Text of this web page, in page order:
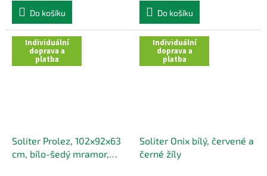
Do košíku Do košíku
Individuální
doprava a
platba
Soliter Prolez, 102x92x63
cm, bílo-šedý mramor,
Individuální
doprava a
platba
Soliter Onix bílý, červené a
černé žíly